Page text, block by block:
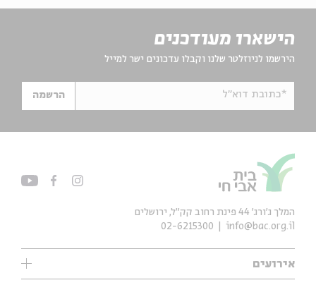
הישארו מעודכנים
הירשמו לניוזלטר שלנו וקבלו עדכונים ישר למייל
*כתובת דוא"ל הרשמה
אירועים
עיון
המלך ג'ורג' 44 פינת רחוב קק״ל, ירושלים
info@bac.org.il
02-6215300